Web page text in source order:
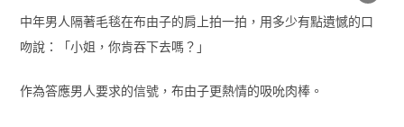
中年男人隔著毛毯在布由子的肩上拍一拍，用多少有點遺憾的口
吻說：「小姐，你肯吞下去嗎？」
作為答應男人要求的信號，布由子更熱情的吸吮肉棒。